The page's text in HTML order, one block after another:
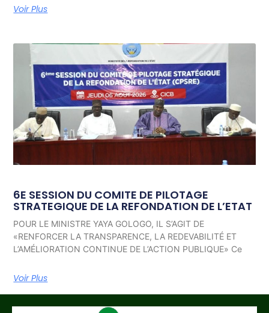
Voir Plus
6E SESSION DU COMITE DE PILOTAGE
STRATEGIQUE DE LA REFONDATION DE L’ETAT
POUR LE MINISTRE YAYA GOLOGO, IL S’AGIT DE
«RENFORCER LA TRANSPARENCE, LA REDEVABILITÉ ET
L’AMÉLIORATION CONTINUE DE L’ACTION PUBLIQUE» Ce
Voir Plus